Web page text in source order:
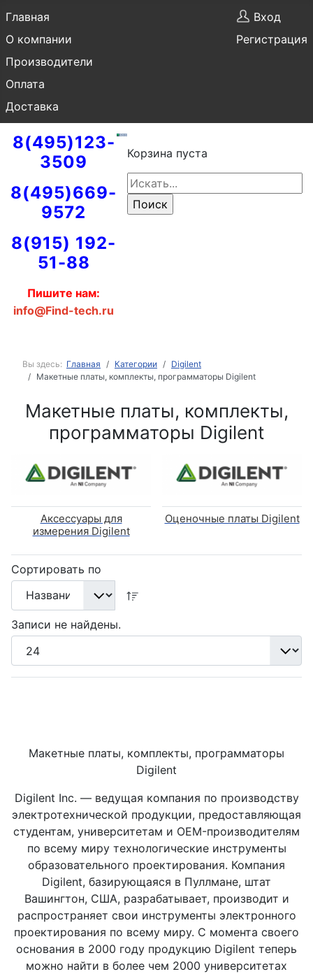
Главная
О компании
Производители
Оплата
Доставка
Вход
Регистрация
8(495)123-
3509
8(495)669-
9572
8(915) 192-
51-88
Пишите нам:
info@Find-tech.ru
Корзина пуста
Вы здесь: Главная Категории
Digilent
Макетные платы, комплекты, программаторы Digilent
Макетные платы, комплекты,
программаторы Digilent
Аксессуары для
измерения Digilent
Оценочные платы Digilent
Сортировать по
Записи не найдены.
Макетные платы, комплекты, программаторы
Digilent
Digilent Inc. — ведущая компания по производству
электротехнической продукции, предоставляющая
студентам, университетам и OEM-производителям
по всему миру технологические инструменты
образовательного проектирования. Компания
Digilent, базирующаяся в Пуллмане, штат
Вашингтон, США, разрабатывает, производит и
распространяет свои инструменты электронного
проектирования по всему миру. С момента своего
основания в 2000 году продукцию Digilent теперь
можно найти в более чем 2000 университетах